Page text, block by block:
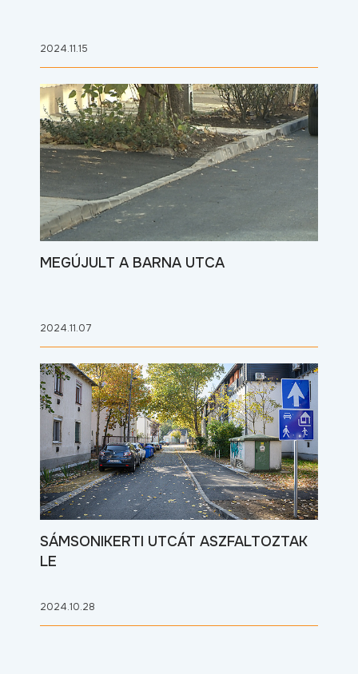
2024.11.15
MEGÚJULT A BARNA UTCA
2024.11.07
SÁMSONIKERTI UTCÁT ASZFALTOZTAK
LE
2024.10.28